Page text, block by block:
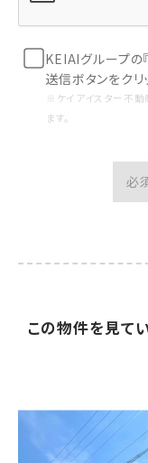
KEIAIグループの『
送信ボタンをクリ
※ケイアイスター不
ます。
必
この物件を見て